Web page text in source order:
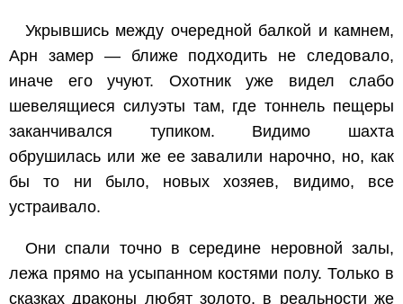
Укрывшись между очередной балкой и камнем,
Арн замер — ближе подходить не следовало,
иначе его учуют. Охотник уже видел слабо
шевелящиеся силуэты там, где тоннель пещеры
заканчивался тупиком. Видимо шахта
обрушилась или же ее завалили нарочно, но, как
бы то ни было, новых хозяев, видимо, все
устраивало.
Они спали точно в середине неровной залы,
лежа прямо на усыпанном костями полу. Только в
сказках драконы любят золото, в реальности же